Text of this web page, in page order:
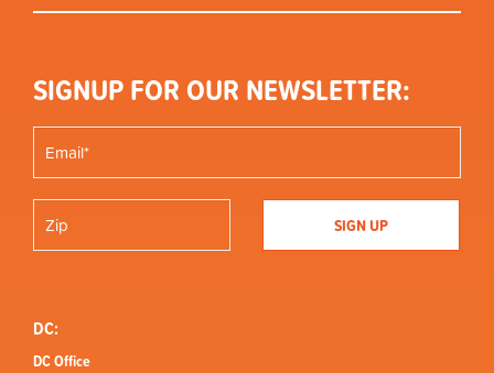
SIGNUP FOR OUR NEWSLETTER:
DC:
DC Office